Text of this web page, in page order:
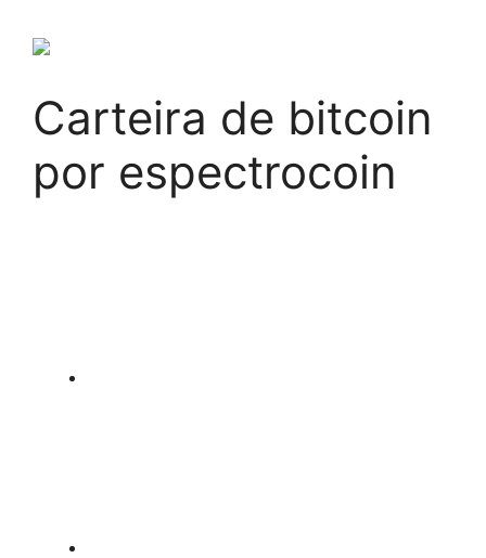
Carteira de bitcoin
por espectrocoin